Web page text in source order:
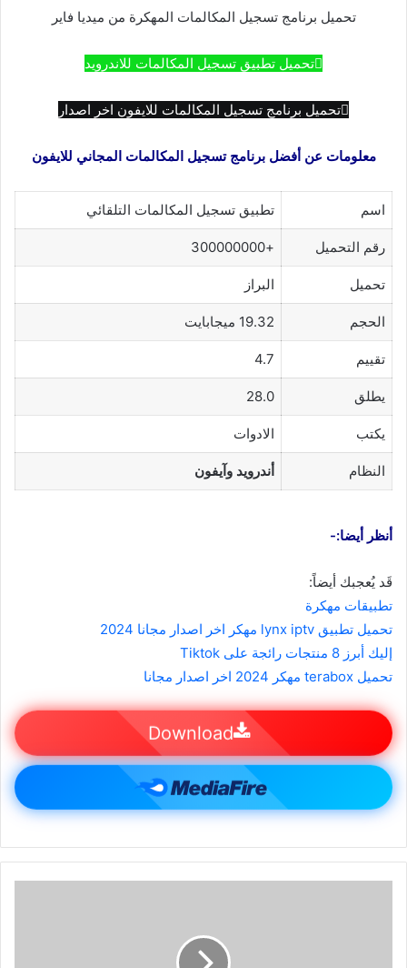
تحميل برنامج تسجيل المكالمات المهكرة من ميديا ​​فاير
تحميل تطبيق تسجيل المكالمات للاندرويد
تحميل برنامج تسجيل المكالمات للايفون اخر اصدار
معلومات عن أفضل برنامج تسجيل المكالمات المجاني للايفون
اسم تطبيق تسجيل المكالمات التلقائي
رقم التحميل +300000000
تحميل البراز
الحجم 19.32 ميجابايت
تقييم 4.7
يطلق 28.0
يكتب الادوات
النظام أندرويد وآيفون
أنظر أيضا:-
قَد يُعجبك أيضاً:
تطبيقات مهكرة
تحميل تطبيق lynx iptv مهكر اخر اصدار مجانا 2024
إليك أبرز 8 منتجات رائجة على Tiktok
تحميل terabox مهكر 2024 اخر اصدار مجانا
Download